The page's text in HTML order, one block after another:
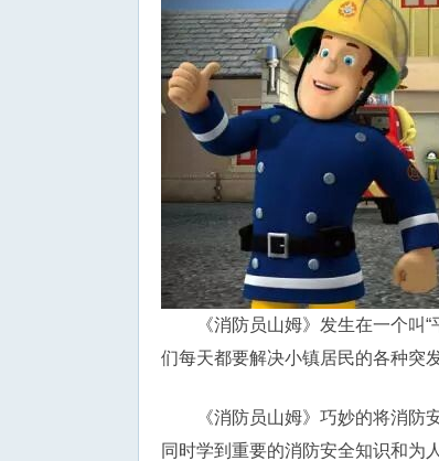
《消防员山姆》发生在一个叫
们每天都要解决小镇居民的各种突
《消防员山姆》巧妙的将消
同时学到重要的消防安全知识和为